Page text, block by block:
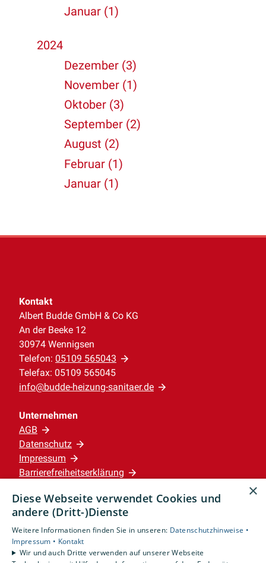
Januar (1)
2024
Dezember (3)
November (1)
Oktober (3)
September (2)
August (2)
Februar (1)
Januar (1)
Kontakt
Albert Budde GmbH & Co KG
An der Beeke 12
30974 Wennigsen
Telefon: 05109 565043
Telefax: 05109 565045
info@budde-heizung-sanitaer.de
Unternehmen
AGB
Datenschutz
Impressum
Barrierefreiheitserklärung
Leistungen
Privatkunden
Karriere
Unternehmen
×
Diese Webseite verwendet Cookies und
andere (Dritt-)Dienste
Weitere Informationen finden Sie in unseren: Datenschutzhinweise •
Impressum • Kontakt
Wir und auch Dritte verwenden auf unserer Webseite